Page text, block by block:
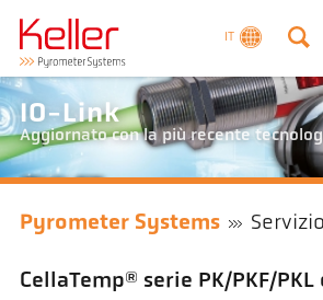
IT
IO-Link
Aggiornato con la più recente
Pyrometer Systems Servizio
CellaTemp® serie PK/PKF/PKL